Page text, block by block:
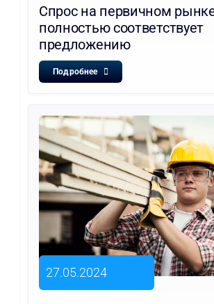
Спрос на первичном
полностью соответствует
предложению
Подробнее
27.05.2024